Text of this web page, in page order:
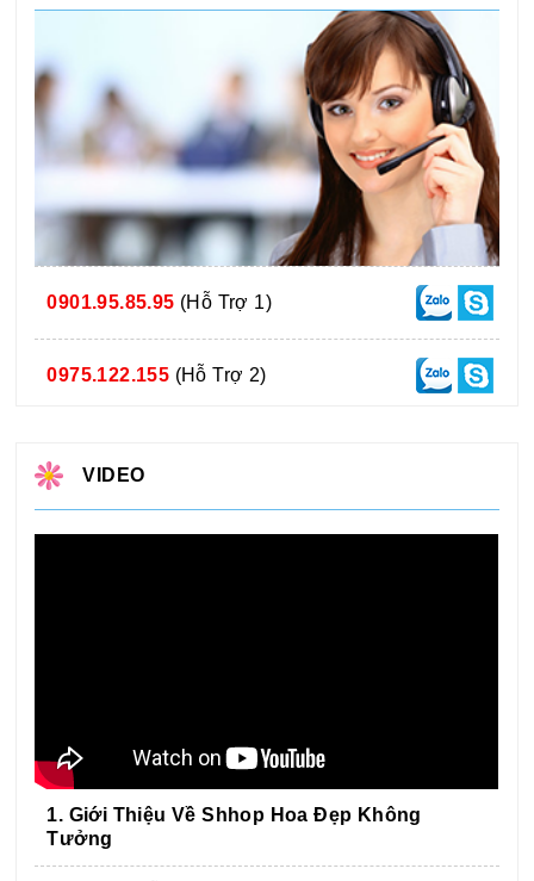
0901.95.85.95 (Hỗ Trợ 1)
0975.122.155 (Hỗ Trợ 2)
VIDEO
1. Giới Thiệu Về Shhop Hoa Đẹp Không
Tưởng